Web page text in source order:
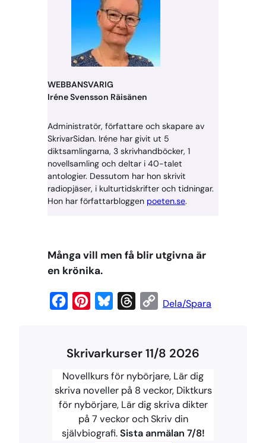
WEBBANSVARIG
Iréne Svensson Räisänen
Administratör, författare och skapare av
SkrivarSidan. Iréne har givit ut 5
diktsamlingarna, 3 skrivhandböcker, 1
novellsamling och deltar i 40-talet
antologier. Dessutom har hon skrivit
radiopjäser, i kulturtidskrifter och tidningar.
Hon har författarbloggen poeten.se.
Många vill men få blir utgivna är
en krönika.
e
b
o
o
t
e
r
e
s
e
s
k
y
e
a
d
s
C
y
L
i
n
k
Dela/Spara
Skrivarkurser 11/8 2026
Novellkurs för nybörjare, Lär dig
skriva noveller på 8 veckor, Diktkurs
för nybörjare, Lär dig skriva dikter
på 7 veckor och Skriv din
självbiografi.Sista anmälan 7/8!